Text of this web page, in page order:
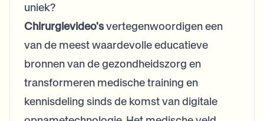
uniek?
Chirurgievideo'svertegenwoordigen een
van de meest waardevolle educatieve
bronnen van de gezondheidszorg en
transformeren medische training en
kennisdeling sinds de komst van digitale